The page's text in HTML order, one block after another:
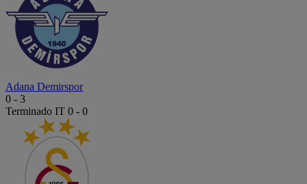
Adana Demirspor
0 - 3
Terminado IT 0 - 0